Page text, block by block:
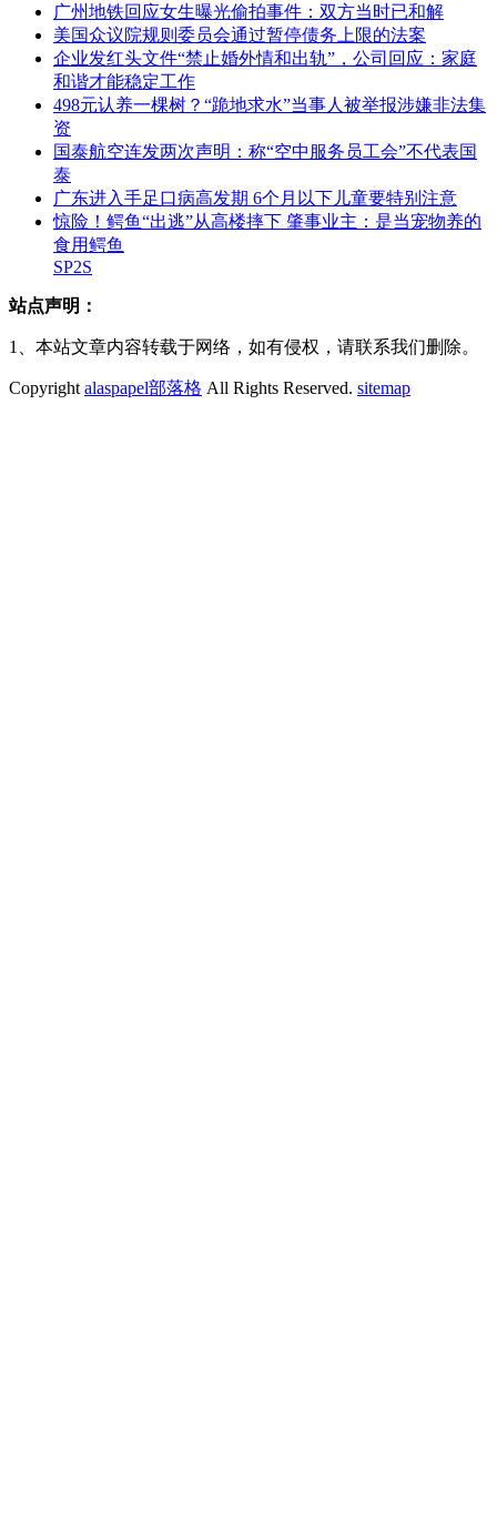
广州地铁回应女生曝光偷拍事件：双方当时已和解
美国众议院规则委员会通过暂停债务上限的法案
企业发红头文件“禁止婚外情和出轨”，公司回应：家庭
和谐才能稳定工作
498元认养一棵树？“跪地求水”当事人被举报涉嫌非法集
资
国泰航空连发两次声明：称“空中服务员工会”不代表国
泰
广东进入手足口病高发期 6个月以下儿童要特别注意
惊险！鳄鱼“出逃”从高楼摔下 肇事业主：是当宠物养的
食用鳄鱼
SP2S
站点声明：
1、本站文章内容转载于网络，如有侵权，请联系我们删除。
Copyright alaspapel部落格 All Rights Reserved. sitemap